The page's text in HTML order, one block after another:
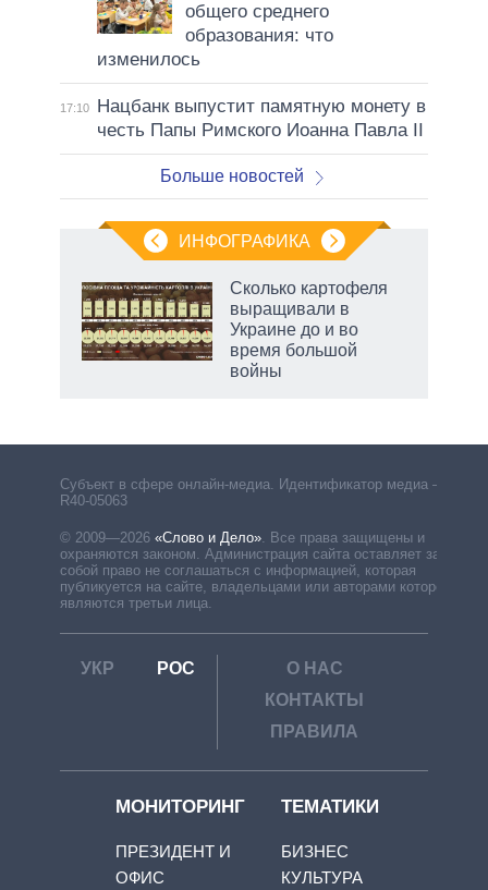
общего среднего
образования: что
изменилось
17:10
Нацбанк выпустит памятную монету в
честь Папы Римского Иоанна Павла II
Больше новостей
ИНФОГРАФИКА
Сколько картофеля
выращивали в
Украине до и во
время большой
войны
Субъект в сфере онлайн-медиа. Идентификатор медиа –
R40-05063
© 2009—2026 «Слово и Дело». Все права защищены и
охраняются законом. Администрация сайта оставляет за
собой право не соглашаться с информацией, которая
публикуется на сайте, владельцами или авторами которой
являются третьи лица.
УКР РОС
О НАС
КОНТАКТЫ
ПРАВИЛА
МОНИТОРИНГ
ПРЕЗИДЕНТ И
ОФИС
ТЕМАТИКИ
БИЗНЕС
КУЛЬТУРА